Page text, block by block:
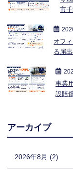
市
オフ
る届
事業
設賠
アーカイブ
2026年8月 (2)